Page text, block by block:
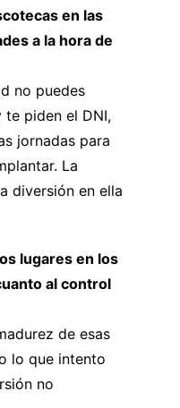
en las
a la hora de
no puedes
piden el DNI,
jornadas para
La
diversión en ella
lugares en los
al control
de esas
lo que intento
no